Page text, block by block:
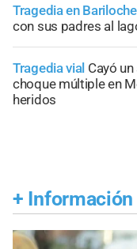
Tragedia en Bariloche
con sus padres al
Tragedia vial Cayó
choque múltiple en
heridos
+ Información